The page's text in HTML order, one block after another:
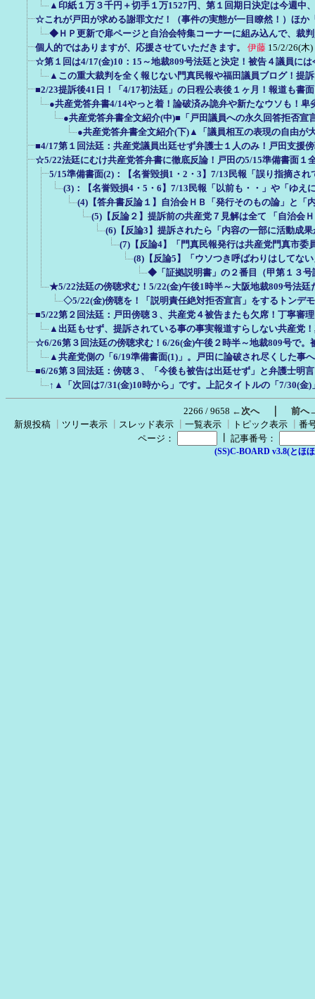
▲印紙１万３千円＋切手１万1527円、第１回期日決定は今週中
☆これが戸田が求める謝罪文だ！（事件の実態が一目瞭然！）ほか
◆ＨＰ更新で扉ページと自治会特集コーナーに組み込んで、裁
個人的ではありますが、応援させていただきます。
伊藤 15/2/26(木)
☆第１回は4/17(金)10：15～地裁809号法廷と決定！被告４議員に
▲この重大裁判を全く報じない門真民報や福田議員ブログ！提
■2/23提訴後41日！「4/17初法廷」の日程公表後１ヶ月！報道も書
●共産党答弁書4/14やっと着！論破済み詭弁や新たなウソも！卑
●共産党答弁書全文紹介(中)■「戸田議員への永久回答拒否宣
●共産党答弁書全文紹介(下)▲「議員相互の表現の自由が
■4/17第１回法廷：共産党議員出廷せず弁護士１人のみ！戸田支援
☆5/22法廷にむけ共産党答弁書に徹底反論！戸田の5/15準備書面１
5/15準備書面(2)：【名誉毀損1・2・3】7/13民報「誤り指摘され
(3)：【名誉毀損4・5・6】7/13民報「以前も・・」や「ゆえ
(4)【答弁書反論１】自治会ＨＢ「発行そのもの論」と「
(5)【反論２】提訴前の共産党７見解は全て 「自治会
(6)【反論3】提訴されたら「内容の一部に活動成
(7)【反論4】「門真民報発行は共産党門真市委
(8)【反論5】「ウソつき呼ばわりはしてな
◆「証拠説明書」の２番目（甲第１３
★5/22法廷の傍聴求む！5/22(金)午後1時半～大阪地裁809号法廷
◇5/22(金)傍聴を！「説明責任絶対拒否宣言」をするトンデ
■5/22第２回法廷：戸田傍聴３、共産党４被告またも欠席！丁寧審
▲出廷もせず、提訴されている事の事実報道すらしない共産党
☆6/26第３回法廷の傍聴求む！6/26(金)午後２時半～地裁809号で。
▲共産党側の「6/19準備書面(1)」。戸田に論破され尽くした事
■6/26第３回法廷：傍聴３、「今後も被告は出廷せず」と弁護士明
↑▲「次回は7/31(金)10時から」です。上記タイトルの「7/30(金)
2266 / 9658 ←次へ｜ 前へ
新規投稿
ツリー表示 スレッド表示 一覧表示 トピック表示
番
ページ：
記事番号：
(SS)C-BOARD v3.8(とほ